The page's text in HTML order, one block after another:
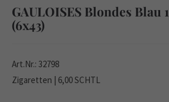
GAULOISES Blondes Blau
(6x43)
Art.Nr.: 32798
Zigaretten | 6,00 SCHTL